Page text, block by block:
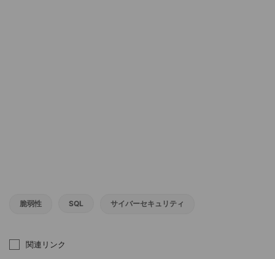
脆弱性 SQL サイバーセキュリティ
関連リンク